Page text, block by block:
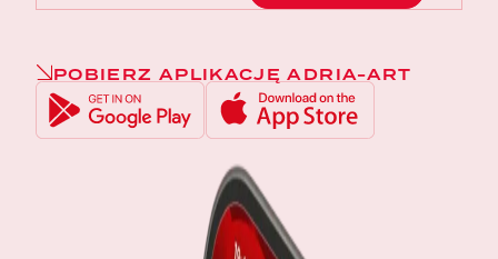
POBIERZ APLIKACJĘ ADRIA-ART